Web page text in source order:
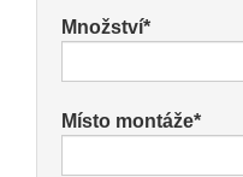
Množství*
Místo montáže*